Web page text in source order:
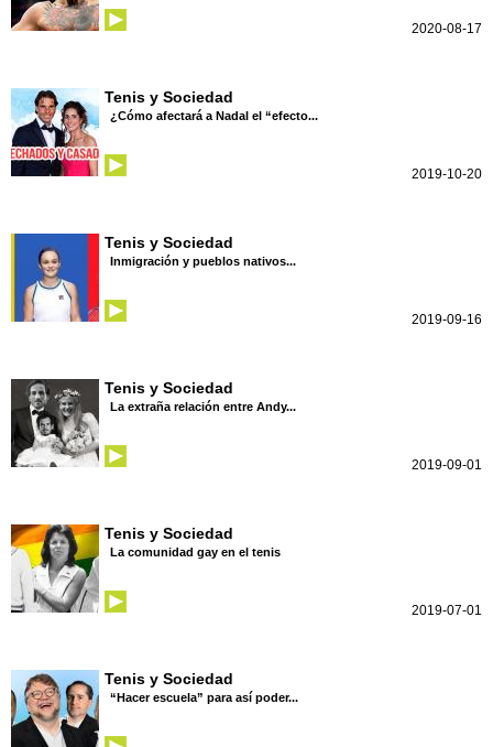
2020-08-17
Tenis y Sociedad
¿Cómo afectará a Nadal el “efecto...
2019-10-20
Tenis y Sociedad
Inmigración y pueblos nativos...
2019-09-16
Tenis y Sociedad
La extraña relación entre Andy...
2019-09-01
Tenis y Sociedad
La comunidad gay en el tenis
2019-07-01
Tenis y Sociedad
“Hacer escuela” para así poder...